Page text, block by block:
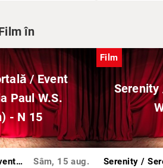
în
/ Event
Paul W.S.
- N 15
Destinație mortală / Event Horizon (regia Paul W.S. Anderson) - N 15 Sâm, 15 aug.
Film
Serenity